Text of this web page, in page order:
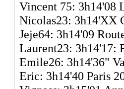
Vincent 75: 3h14'08
Nicolas23: 3h14'XX
Jeje64: 3h14'09
Laurent23: 3h14'17:
Emile26: 3h14'36"
Eric: 3h14'40 Paris